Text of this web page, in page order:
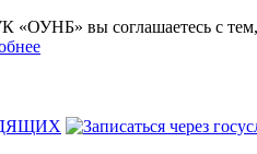
«ОУНБ» вы соглашаетесь с